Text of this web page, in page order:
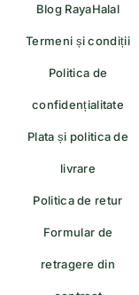
Blog RayaHalal
Termeni și condiții
Politica de
confidențialitate
Plata și politica de
livrare
Politica de retur
Formular de
retragere din